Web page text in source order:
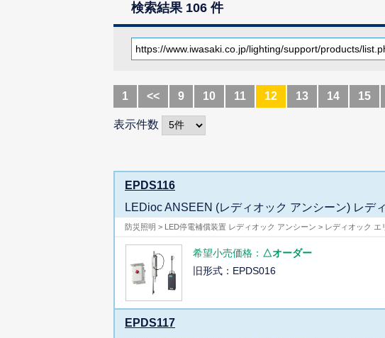
検索結果 106 件
1 << 9 10 11 12 13 14 15
表示件数
EPDS116
LEDioc ANSEEN (レディオック アンシーン) レデ
防災照明 > LED停電補償装置 レディオック アンシーン > レディオック エ
希望小売価格： △オーダー
旧形式：EPDS016
EPDS117